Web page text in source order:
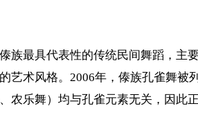
族最具代表性的传统民间舞蹈，主
艺术风格。2006年，傣族孔雀舞
农乐舞）均与孔雀元素无关，因此